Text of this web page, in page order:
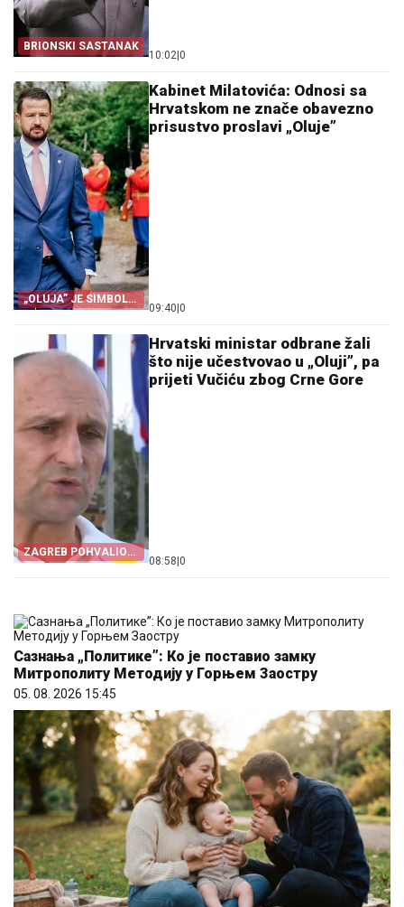
BRIONSKI SASTANAK
10:02 0
„OLUJA” JE SIMBOL
PROGONA
Kabinet Milatovića: Odnosi sa
Hrvatskom ne znače obavezno
prisustvo proslavi „Oluje”
09:40 0
ZAGREB POHVALIO
CRNU GORU
Hrvatski ministar odbrane žali
što nije učestvovao u „Oluji”, pa
prijeti Vučiću zbog Crne Gore
08:58 0
Сазнања „Политике”: Ко је поставио замку
Митрополиту Методију у Горњем Заостру
05. 08. 2026 15:45